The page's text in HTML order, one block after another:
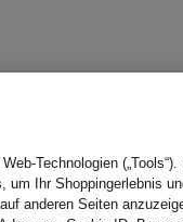
Technologien
um Ihr Shoppingerlebnis
anderen Seiten